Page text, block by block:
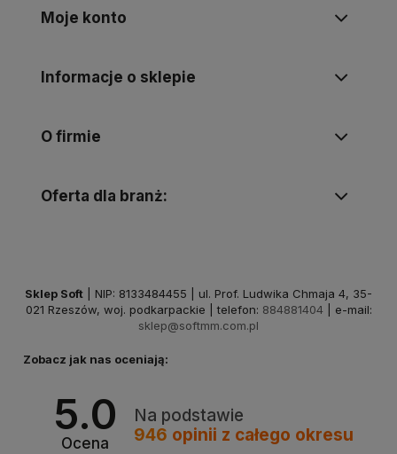
Moje konto
Informacje o sklepie
O firmie
Oferta dla branż:
Sklep Soft | NIP: 8133484455 | ul. Prof. Ludwika Chmaja 4, 35-
021 Rzeszów, woj. podkarpackie | telefon: 884881404 | e-mail:
sklep@softmm.com.pl
Zobacz jak nas oceniają:
5.0
Ocena
Na podstawie
946 opinii z całego okresu